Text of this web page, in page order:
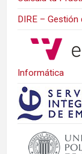
DIRE –
Informática